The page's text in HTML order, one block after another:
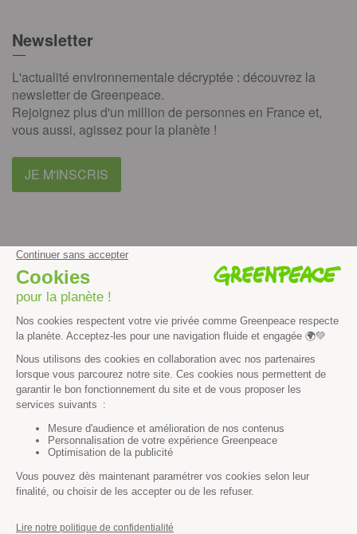
Newsletter
L'actualité environnementale décryptée : découvrez la
newsletter de Greenpeace.
Rejoignez plus d'un million de personnes en France et,
vous aussi, agissez pour la planète !
JE M'INSCRIS
instagramyoutube
Contenus et propriété intellectuelle
Mentions légales
Politique de confidentialité
Les autres sites de Greenpeace
dans le monde
Cliquez-ici pour modifier vos préférences en matière de cookies
Greenpeace
Tel : 01 80 96 96 96